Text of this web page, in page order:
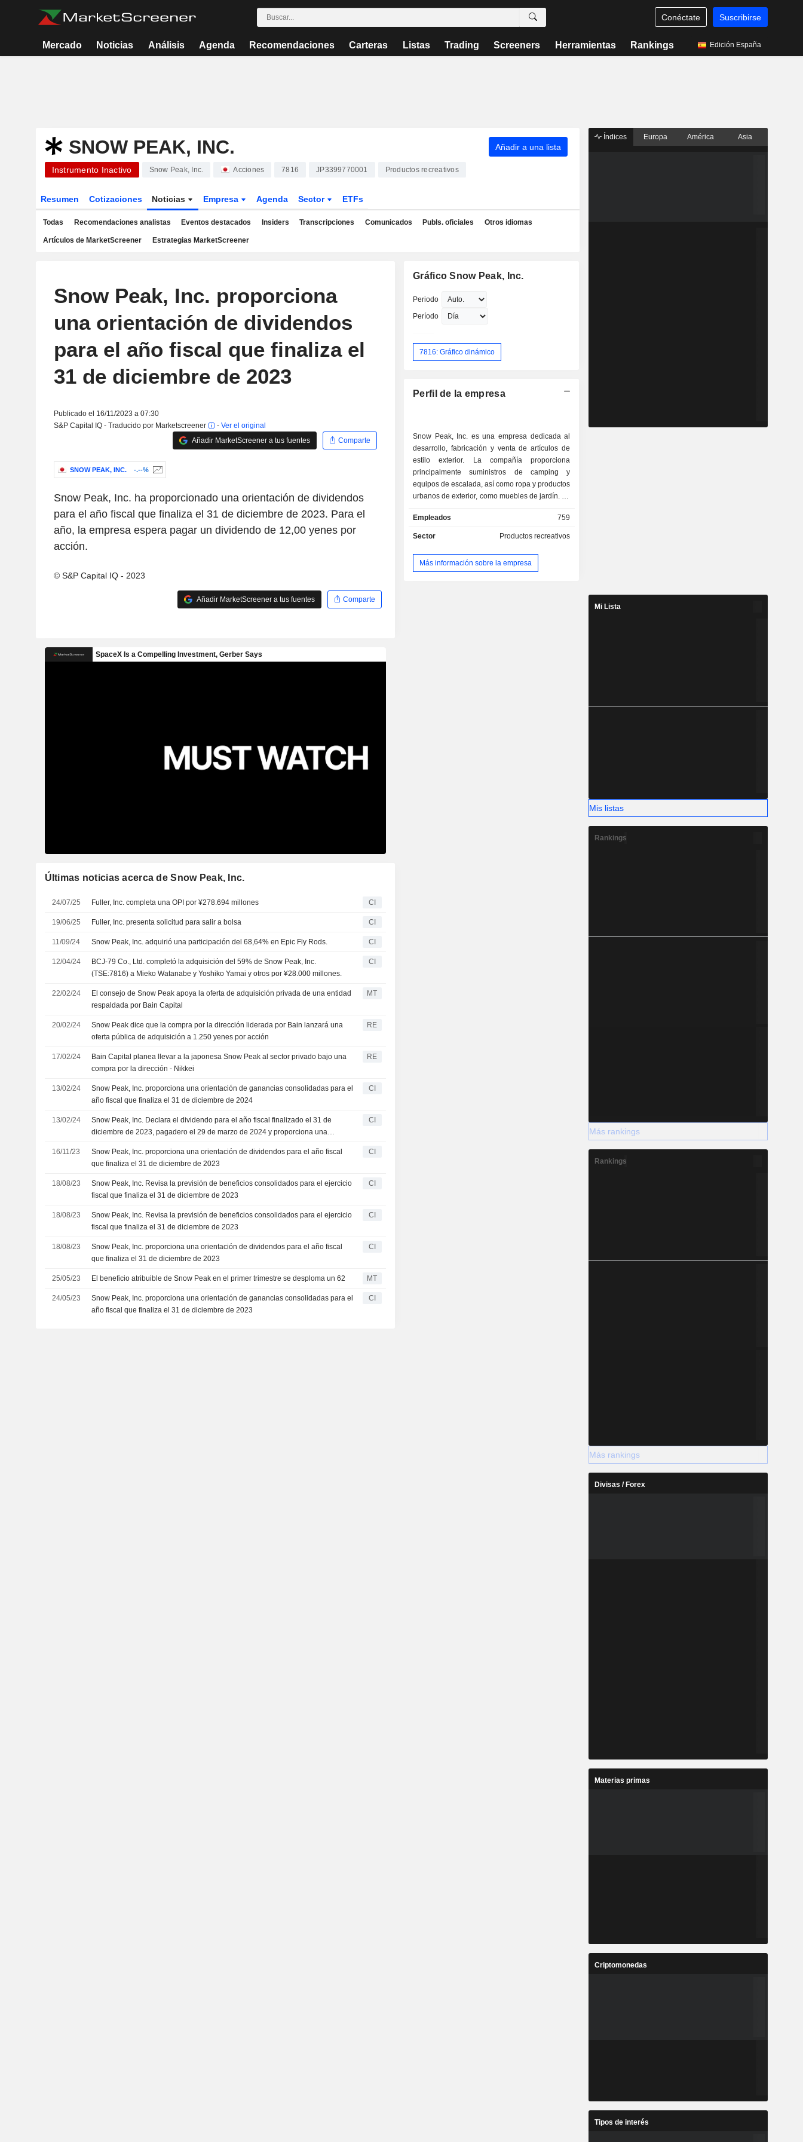
Conéctate Suscribirse
Mercado Noticias Análisis Agenda Recomendaciones Carteras Listas Trading Screeners Herramientas Rankings Edición España
SNOW PEAK, INC. Añadir a una lista
Instrumento Inactivo Snow Peak, Inc. Acciones 7816 JP3399770001 Productos recreativos
Resumen Cotizaciones Noticias Empresa Agenda Sector ETFs
Todas Recomendaciones analistas Eventos destacados Insiders Transcripciones Comunicados Publs. oficiales Otros idiomas
Artículos de MarketScreener Estrategias MarketScreener
Snow Peak, Inc. proporciona
una orientación de dividendos
para el año fiscal que finaliza el
31 de diciembre de 2023
Publicado el 16/11/2023 a 07:30
S&P Capital IQ - Traducido por Marketscreener
- Ver el original
Añadir MarketScreener a tus fuentes
Comparte
SNOW PEAK, INC. -.--%
Snow Peak, Inc. ha proporcionado una orientación de dividendos
para el año fiscal que finaliza el 31 de diciembre de 2023. Para el
año, la empresa espera pagar un dividendo de 12,00 yenes por
acción.
© S&P Capital IQ - 2023
Añadir MarketScreener a tus fuentes Comparte
Últimas noticias acerca de Snow Peak, Inc.
24/07/25 Fuller, Inc. completa una OPI por ¥278.694 millones CI
19/06/25 Fuller, Inc. presenta solicitud para salir a bolsa CI
11/09/24 Snow Peak, Inc. adquirió una participación del 68,64% en Epic Fly Rods. CI
12/04/24
BCJ-79 Co., Ltd. completó la adquisición del 59% de Snow Peak, Inc.
(TSE:7816) a Mieko Watanabe y Yoshiko Yamai y otros por ¥28.000 millones.
CI
22/02/24
El consejo de Snow Peak apoya la oferta de adquisición privada de una entidad
respaldada por Bain Capital
MT
20/02/24
Snow Peak dice que la compra por la dirección liderada por Bain lanzará una
oferta pública de adquisición a 1.250 yenes por acción
RE
17/02/24
Bain Capital planea llevar a la japonesa Snow Peak al sector privado bajo una
compra por la dirección - Nikkei
RE
13/02/24
Snow Peak, Inc. proporciona una orientación de ganancias consolidadas para el
año fiscal que finaliza el 31 de diciembre de 2024
CI
13/02/24
Snow Peak, Inc. Declara el dividendo para el año fiscal finalizado el 31 de
diciembre de 2023, pagadero el 29 de marzo de 2024 y proporciona una
2024
CI
16/11/23
Snow Peak, Inc. proporciona una orientación de dividendos para el año fiscal
que finaliza el 31 de diciembre de 2023
CI
18/08/23
Snow Peak, Inc. Revisa la previsión de beneficios consolidados para el ejercicio
fiscal que finaliza el 31 de diciembre de 2023
CI
18/08/23
Snow Peak, Inc. Revisa la previsión de beneficios consolidados para el ejercicio
fiscal que finaliza el 31 de diciembre de 2023
CI
18/08/23
Snow Peak, Inc. proporciona una orientación de dividendos para el año fiscal
que finaliza el 31 de diciembre de 2023
CI
25/05/23 El beneficio atribuible de Snow Peak en el primer trimestre se desploma un 62 MT
24/05/23
Snow Peak, Inc. proporciona una orientación de ganancias consolidadas para el
año fiscal que finaliza el 31 de diciembre de 2023
CI
Gráfico Snow Peak, Inc.
Periodo
Período
7816: Gráfico dinámico
Perfil de la empresa
Snow Peak, Inc. es una empresa dedicada al
desarrollo, fabricación y venta de artículos de
estilo exterior. La compañía proporciona
principalmente suministros de camping y
equipos de escalada, así como ropa y productos
urbanos de exterior, como muebles de jardín. La
nacional y al extranjero, como Corea, Taiwán,
Estados Unidos y Europa.
Empleados 759
Sector Productos recreativos
Más información sobre la empresa
Índices Europa América Asia
Mi Lista
Mis listas
Rankings
Más rankings
Rankings
Más rankings
Divisas / Forex
Materias primas
Criptomonedas
Tipos de interés